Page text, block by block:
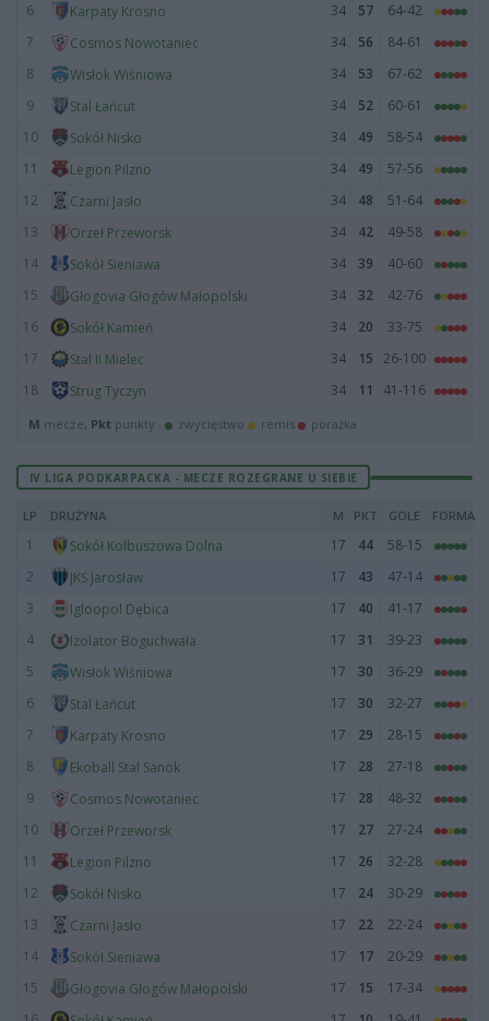
6
Karpaty Krosno 34 57
64-42
7
Cosmos Nowotaniec 34 56
84-61
8
Wisłok Wiśniowa 34 53
67-62
9
Stal Łańcut 34 52
60-61
10
Sokół Nisko 34 49
58-54
11
Legion Pilzno 34 49
57-56
12
Czarni Jasło 34 48
51-64
13
Orzeł Przeworsk 34 42
49-58
14
Sokół Sieniawa 34 39
40-60
15
Głogovia Głogów Małopolski 34 32
42-76
16
Sokół Kamień 34 20
33-75
17
Stal II Mielec 34 15 26-100
18
Strug Tyczyn 34 11 41-116
M mecze, Pkt punkty · zwycięstwo remis porażka
IV LIGA PODKARPACKA - MECZE ROZEGRANE U SIEBIE
LP DRUŻYNA M PKT GOLE FORMA
1 Sokół Kolbuszowa Dolna 17 44
58-15
2
JKS Jarosław 17 43
47-14
3
Igloopol Dębica 17 40
41-17
4
Izolator Boguchwała 17 31
39-23
5
Wisłok Wiśniowa 17 30
36-29
6
Stal Łańcut 17 30
32-27
7
Karpaty Krosno 17 29
28-15
8
Ekoball Stal Sanok 17 28
27-18
9
Cosmos Nowotaniec 17 28
48-32
10
Orzeł Przeworsk 17 27
27-24
11
Legion Pilzno 17 26
32-28
12
Sokół Nisko 17 24
30-29
13
Czarni Jasło 17 22
22-24
14
Sokół Sieniawa 17 17
20-29
15
Głogovia Głogów Małopolski 17 15
17-34